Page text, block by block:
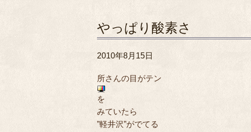
やっぱり酸素さ
2010年8月15日
所さんの目がテン
を
みていたら
”軽井沢”がでてる